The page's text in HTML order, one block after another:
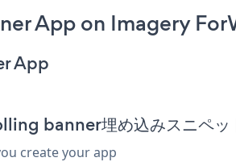
App on Imagery
App
banner埋め込みスニペッ
create your app